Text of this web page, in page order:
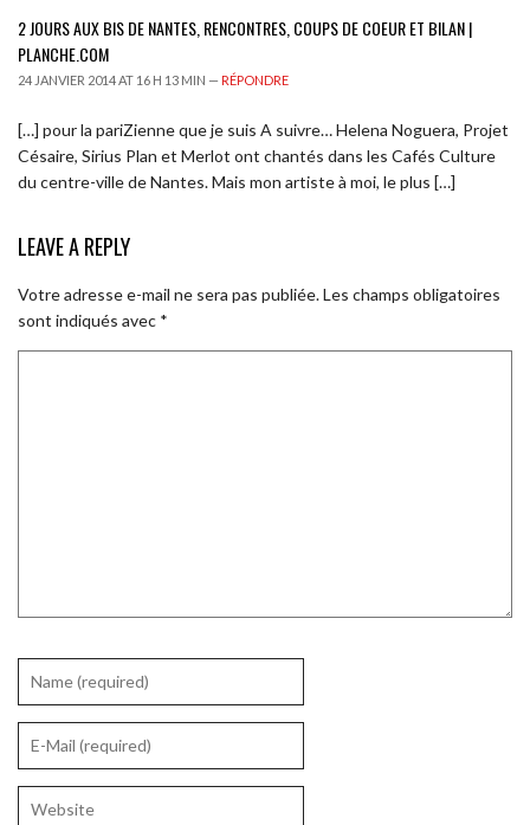
2 JOURS AUX BIS DE NANTES, RENCONTRES, COUPS DE COEUR ET BILAN |
PLANCHE.COM
24 JANVIER 2014 AT 16 H 13 MIN — RÉPONDRE
[…] pour la pariZienne que je suis A suivre… Helena Noguera, Projet
Césaire, Sirius Plan et Merlot ont chantés dans les Cafés Culture
du centre-ville de Nantes. Mais mon artiste à moi, le plus […]
LEAVE A REPLY
Votre adresse e-mail ne sera pas publiée.Les champs obligatoires
sont indiqués avec *